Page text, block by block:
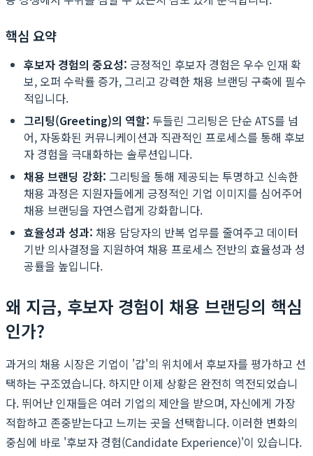
핵심 요약
후보자 경험의 중요성: 긍정적인 후보자 경험은 우수 인재 확
보, 오퍼 수락률 증가, 그리고 강력한 채용 브랜딩 구축에 필수
적입니다.
그리팅(Greeting)의 역할: 두들린 그리팅은 단순 ATS를 넘
어, 자동화된 커뮤니케이션과 직관적인 프로세스를 통해 후보
자 경험을 극대화하는 솔루션입니다.
채용 브랜딩 강화: 그리팅을 통해 제공되는 투명하고 신속한
채용 과정은 지원자들에게 긍정적인 기업 이미지를 심어주어
채용 브랜딩을 자연스럽게 강화합니다.
효율성과 성과: 채용 담당자의 반복 업무를 줄여주고 데이터
기반 의사결정을 지원하여 채용 프로세스 전반의 효율성과 성
공률을 높입니다.
왜 지금, 후보자 경험이 채용 브랜딩의 핵심
인가?
과거의 채용 시장은 기업이 '갑'의 위치에서 후보자를 평가하고 선
택하는 구조였습니다. 하지만 이제 상황은 완전히 역전되었습니
다. 뛰어난 인재들은 여러 기업의 제안을 받으며, 자신에게 가장
적합하고 존중받는다고 느끼는 곳을 선택합니다. 이러한 변화의
중심에 바로 '후보자 경험(Candidate Experience)'이 있습니다.